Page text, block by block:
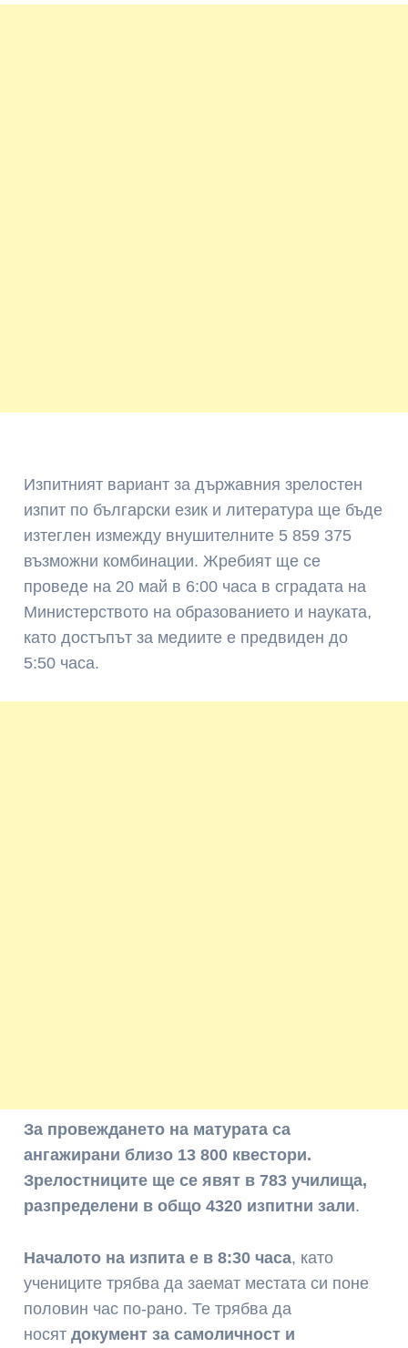
Изпитният вариант за държавния зрелостен
изпит по български език и литература ще бъде
изтеглен измежду внушителните 5 859 375
възможни комбинации. Жребият ще се
проведе на 20 май в 6:00 часа в сградата на
Министерството на образованието и науката,
като достъпът за медиите е предвиден до
5:50 часа.
За провеждането на матурата са
ангажирани близо 13 800 квестори.
Зрелостниците ще се явят в 783 училища,
разпределени в общо 4320 изпитни зали.
Началото на изпита е в 8:30 часа, като
учениците трябва да заемат местата си поне
половин час по-рано. Те трябва да
носятдокумент за самоличност и